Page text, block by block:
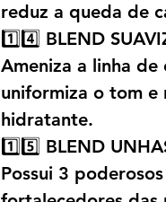
reduz a queda de
1️⃣4️⃣ BLEND
Ameniza a linha de
uniformiza o tom e
hidratante.
1️⃣5️⃣ BLEND
Possui 3